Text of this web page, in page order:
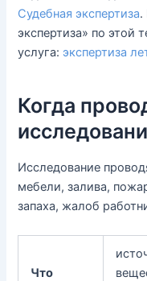
Судебная экспертиза.
экспертиза» по этой
услуга:экспертиза
Когда
Исследование
мебели, залива,
запаха, жалоб
Что